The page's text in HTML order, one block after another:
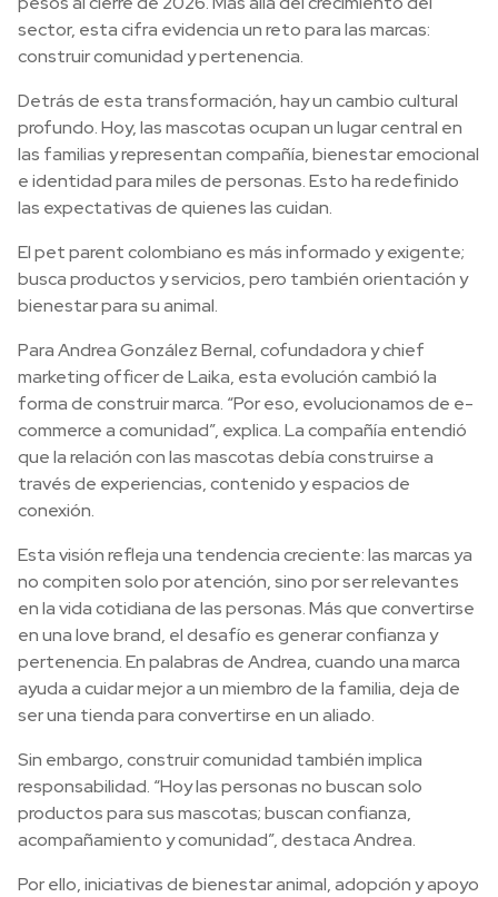
sector, esta cifra evidencia un reto para las marcas:
construir comunidad y pertenencia.
Detrás de esta transformación, hay un cambio cultural
profundo. Hoy, las mascotas ocupan un lugar central en
las familias y representan compañía, bienestar emocional
e identidad para miles de personas. Esto ha redefinido
las expectativas de quienes las cuidan.
El pet parent colombiano es más informado y exigente;
busca productos y servicios, pero también orientación y
bienestar para su animal.
Para Andrea González Bernal, cofundadora y chief
marketing officer de Laika, esta evolución cambió la
forma de construir marca. “Por eso, evolucionamos de e-
commerce a comunidad”, explica. La compañía entendió
que la relación con las mascotas debía construirse a
través de experiencias, contenido y espacios de
conexión.
Esta visión refleja una tendencia creciente: las marcas ya
no compiten solo por atención, sino por ser relevantes
en la vida cotidiana de las personas. Más que convertirse
en una love brand, el desafío es generar confianza y
pertenencia. En palabras de Andrea, cuando una marca
ayuda a cuidar mejor a un miembro de la familia, deja de
ser una tienda para convertirse en un aliado.
Sin embargo, construir comunidad también implica
responsabilidad. “Hoy las personas no buscan solo
productos para sus mascotas; buscan confianza,
acompañamiento y comunidad”, destaca Andrea.
Por ello, iniciativas de bienestar animal, adopción y apoyo